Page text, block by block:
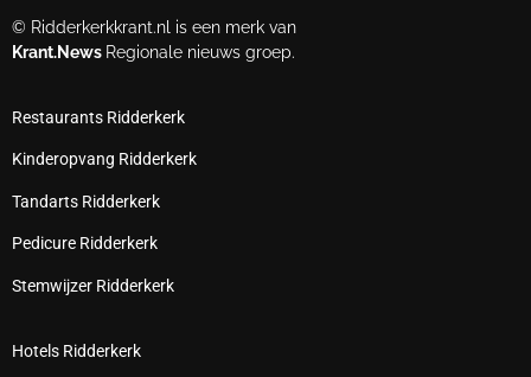
© Ridderkerkkrant.nl is een merk van
Krant.News Regionale nieuws groep.
Restaurants Ridderkerk
Kinderopvang Ridderkerk
Tandarts Ridderkerk
Pedicure Ridderkerk
Stemwijzer Ridderkerk
Hotels Ridderkerk